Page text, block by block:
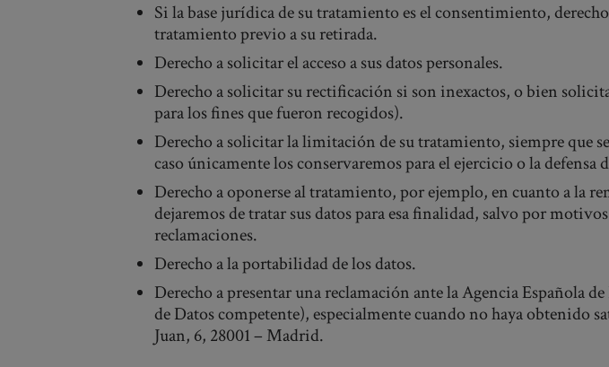
Si la base jurídica de su tratamiento es el consentimiento,
tratamiento previo a su retirada.
Derecho a solicitar el acceso a sus datos personales.
Derecho a solicitar su rectificación si son inexactos, o bien
para los fines que fueron recogidos).
Derecho a solicitar la limitación de su tratamiento, siempre que
caso únicamente los conservaremos para el ejercicio o la defensa
Derecho a oponerse al tratamiento, por ejemplo, en cuanto a la
dejaremos de tratar sus datos para esa finalidad, salvo por
reclamaciones.
Derecho a la portabilidad de los datos.
Derecho a presentar una reclamación ante la Agencia Española
de Datos competente), especialmente cuando no haya obtenido
Juan, 6, 28001 – Madrid.